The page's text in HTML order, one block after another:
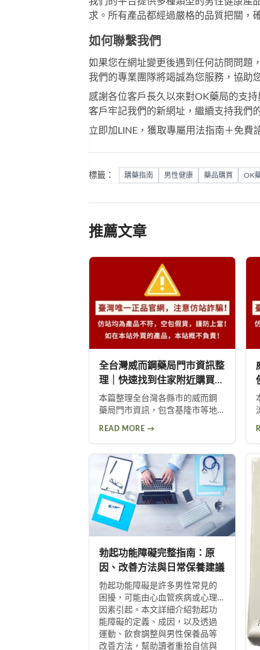
求。所有產品都經過嚴格的品質把關，
如何聯繫我們
如果您在網址變更後遇到任何訪問問題
我們的專業團隊將竭誠為您服務，協助
感謝各位客戶長久以來對OK藥局的支
客戶牢記我們的新網址，繼續支持我們
立即加LINE，獲取專屬用法指南＋免費
標籤： 購藥指南 男性健康 藥品購買 OK
推薦文章
全台灣威而鋼藥局門市資訊整
理｜快速找到住家附近購買地
點
本篇整理全台灣各縣市的威而鋼
藥局門市資訊，包含基隆市等地
购买渠道，选购正品威而钢，享
受安心用药保障。立即浏览各地
药房资讯，轻松购买有保障。
READ MORE →
勃起功能障礙完整指南：原
因、改善方法與日常保養建議
勃起功能障礙是許多男性常見的
困擾，可能由心血管疾病或心理
因素引起。本文詳細介紹勃起功
能障礙的定義、成因，以及透過
運動、飲食調整與男性保養品等
改善方法，幫助讀者重拾自信與